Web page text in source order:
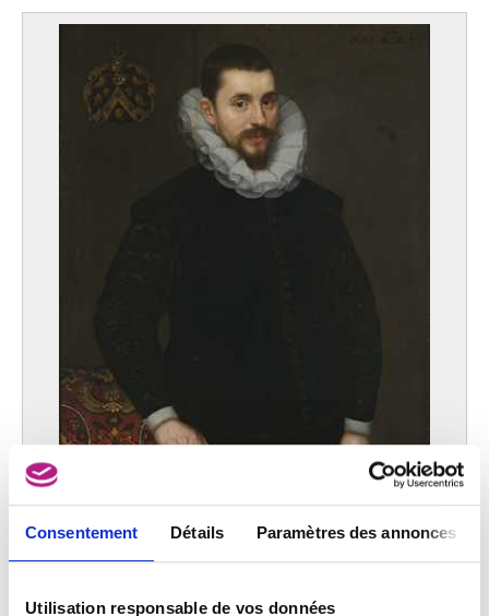
Consentement Détails Paramètres des annonces
Utilisation responsable de vos données